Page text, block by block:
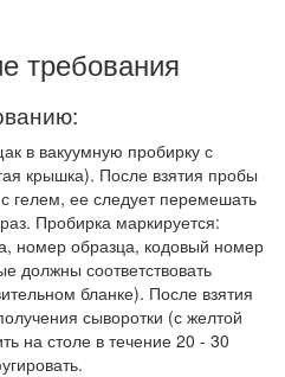
требования
в вакуумную пробирку с
крышка). После взятия пробы
гелем, ее следует перемешать
Пробирка маркируется:
номер образца, кодовый номер
должны соответствовать
бланке). После взятия
сыворотки (с желтой
на столе в течение 20 - 30